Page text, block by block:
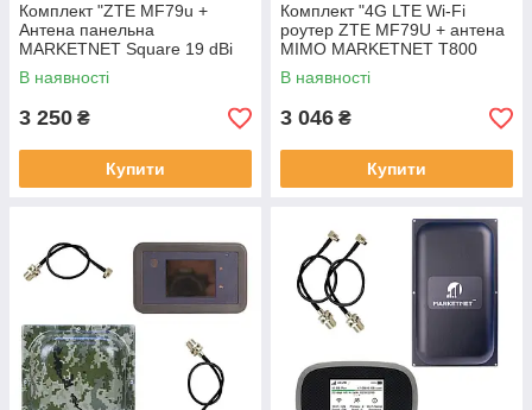
Комплект "ZTE MF79u +
Антена панельна
MARKETNET Square 19 dBi
824-960 МГц/1700-2700 МГц"
В наявності
3 250 ₴
Купити
Комплект "4G LTE Wi-Fi
роутер ZTE MF79U + антена
MIMO MARKETNET T800
Мілітарі"
В наявності
3 046 ₴
Купити